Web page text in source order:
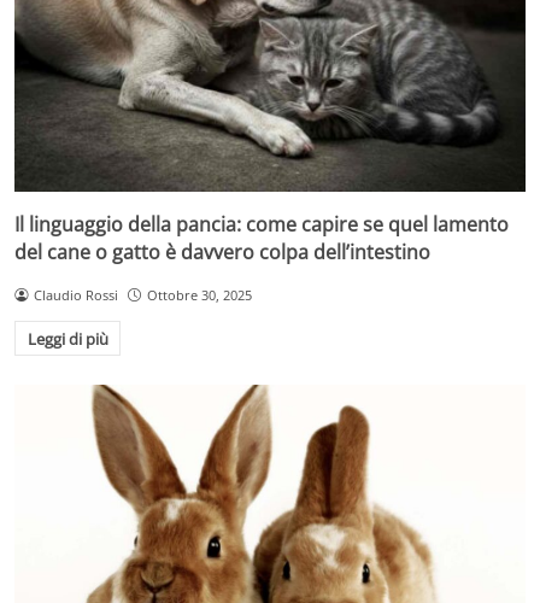
Il linguaggio della pancia: come capire se quel lamento
del cane o gatto è davvero colpa dell’intestino
Claudio Rossi Ottobre 30, 2025
Leggi di più